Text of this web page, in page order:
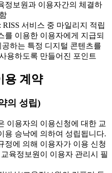
정보원과 이용자간의 체결하
서비스 중 마일리지 적립
를 이용한 이용자에게 지급되
공하는 특정 디지털 콘텐츠를
용하도록 만들어진 포인트
용 계약
의 성립)
이용자의 이용신청에 대한 교
용 승낙에 의하여 성립됩니다.
정에 의해 이용자가 이용 신청
육정보원이 이용자 관리시 필